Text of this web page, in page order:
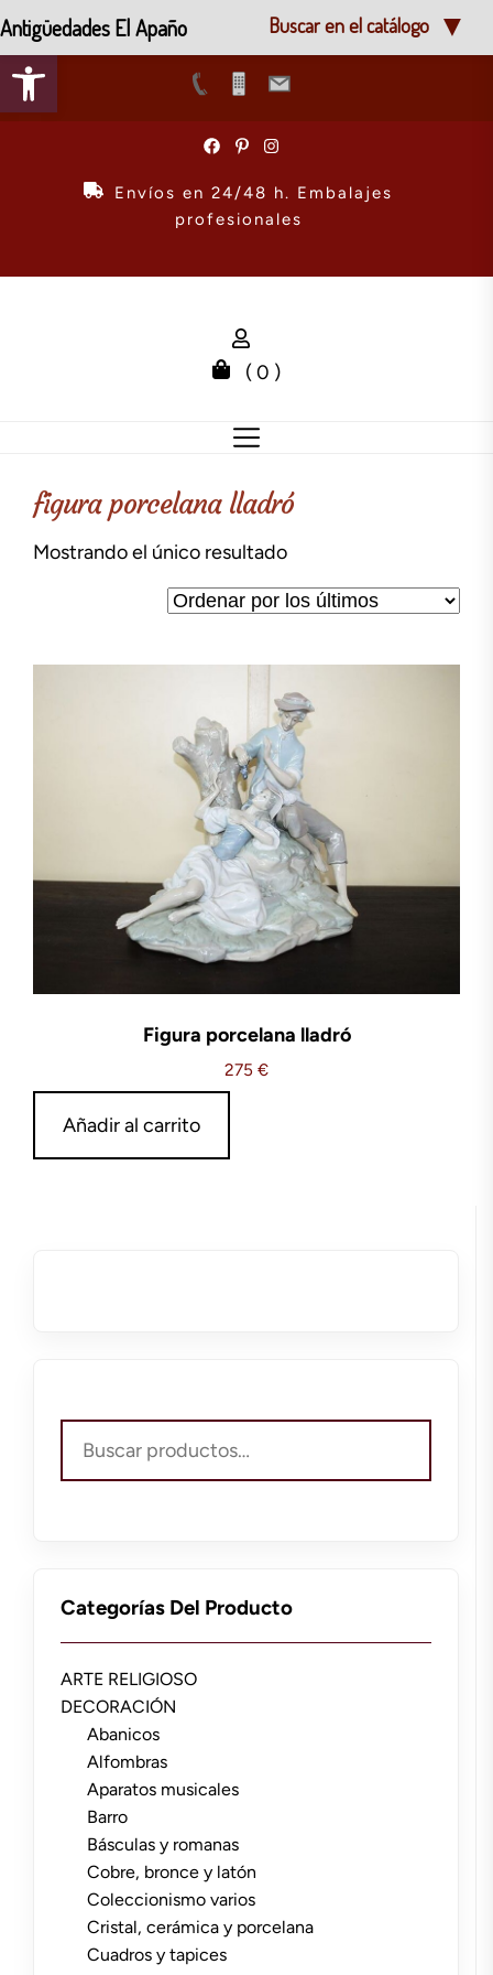
Abrir barra de herramientas
Envíos en 24/48 h. Embalajes
profesionales
( 0 )
figura porcelana lladró
Mostrando el único resultado
Figura porcelana lladró
275 €
Añadir al carrito
por:
Categorías Del Producto
ARTE RELIGIOSO
DECORACIÓN
Abanicos
Alfombras
Aparatos musicales
Barro
Básculas y romanas
Cobre, bronce y latón
Coleccionismo varios
Cristal, cerámica y porcelana
Cuadros y tapices
Antigüedades El Apaño Buscar en el catálogo